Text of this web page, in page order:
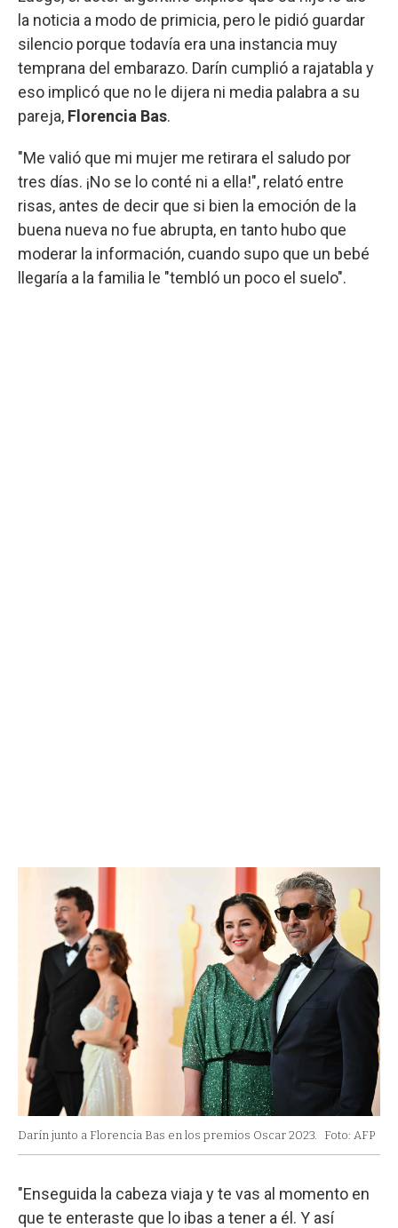
la noticia a modo de primicia, pero le pidió guardar
silencio porque todavía era una instancia muy
temprana del embarazo. Darín cumplió a rajatabla y
eso implicó que no le dijera ni media palabra a su
pareja, Florencia Bas.
"Me valió que mi mujer me retirara el saludo por
tres días. ¡No se lo conté ni a ella!", relató entre
risas, antes de decir que si bien la emoción de la
buena nueva no fue abrupta, en tanto hubo que
moderar la información, cuando supo que un bebé
llegaría a la familia le "tembló un poco el suelo".
Darín junto a Florencia Bas en los premios Oscar 2023. Foto: AFP
"Enseguida la cabeza viaja y te vas al momento en
que te enteraste que lo ibas a tener a él. Y así